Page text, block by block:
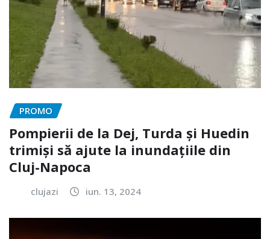
PROMO
Pompierii de la Dej, Turda și Huedin
trimiși să ajute la inundațiile din
Cluj-Napoca
clujazi iun. 13, 2024